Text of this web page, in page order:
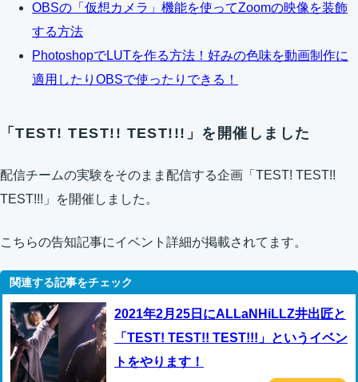
OBSの「仮想カメラ」機能を使ってZoomの映像を装飾
する方法
PhotoshopでLUTを作る方法！好みの色味を動画制作に
適用したりOBSで使ったりできる！
「TEST! TEST!! TEST!!!」を開催しました
配信チームの実験をそのまま配信する企画「TEST! TEST!!
TEST!!!」を開催しました。
こちらの告知記事にイベント詳細が掲載されてます。
2021年2月25日にALLaNHiLLZ井出匠と
「TEST! TEST!! TEST!!!」というイベン
トをやります！